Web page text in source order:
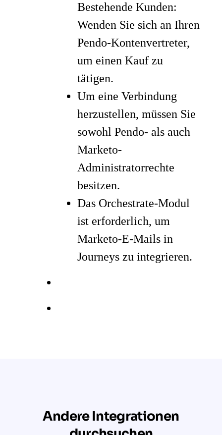
Bestehende Kunden:
Wenden Sie sich an Ihren
Pendo-Kontenvertreter,
um einen Kauf zu
tätigen.
Um eine Verbindung
herzustellen, müssen Sie
sowohl Pendo- als auch
Marketo-
Administratorrechte
besitzen.
Das Orchestrate-Modul
ist erforderlich, um
Marketo-E-Mails in
Journeys zu integrieren.
Andere Integrationen